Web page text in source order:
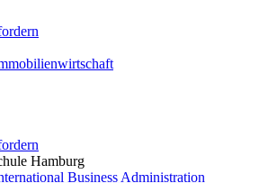
Hamburg
Business Administration